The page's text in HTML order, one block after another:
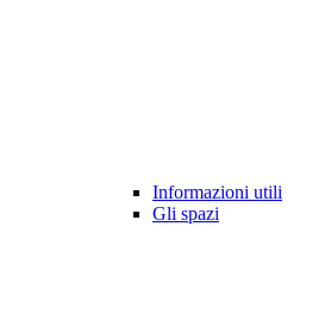
Informazioni utili
Gli spazi